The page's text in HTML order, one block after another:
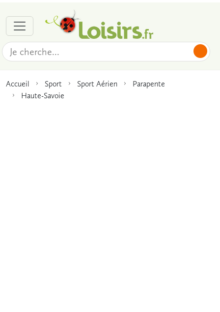
Accueil Sport Sport Aérien
Parapente
Haute-Savoie